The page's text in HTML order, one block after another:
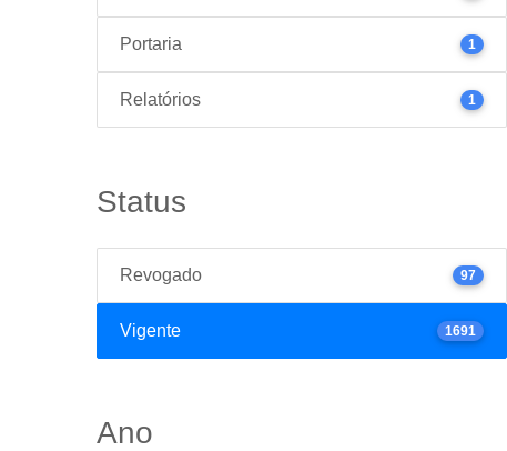
Portaria 1
Relatórios 1
Status
Revogado 97
Vigente 1691
Ano